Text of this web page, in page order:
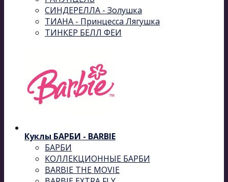
СИНДЕРЕЛЛА - Золушка
ТИАНА - Принцесса Лягушка
ТИНКЕР БЕЛЛ ФЕИ
Куклы БАРБИ - BARBIE
БАРБИ
КОЛЛЕКЦИОННЫЕ БАРБИ
BARBIE THE MOVIE